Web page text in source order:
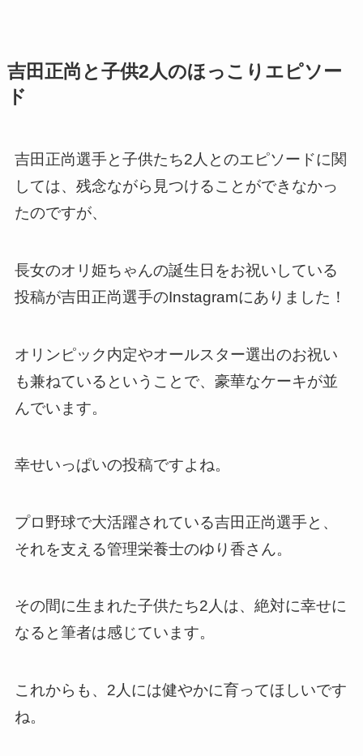
吉田正尚と子供2人のほっこりエピソー
ド
吉田正尚選手と子供たち2人とのエピソードに関
しては、残念ながら見つけることができなかっ
たのですが、
長女のオリ姫ちゃんの誕生日をお祝いしている
投稿が吉田正尚選手のInstagramにありました！
オリンピック内定やオールスター選出のお祝い
も兼ねているということで、豪華なケーキが並
んでいます。
幸せいっぱいの投稿ですよね。
プロ野球で大活躍されている吉田正尚選手と、
それを支える管理栄養士のゆり香さん。
その間に生まれた子供たち2人は、絶対に幸せに
なると筆者は感じています。
これからも、2人には健やかに育ってほしいです
ね。